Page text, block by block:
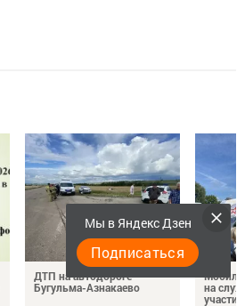
ДТП на автодороге
Бугульма-Азнакаево
на
Мы в Яндекс Дзен
Подписаться